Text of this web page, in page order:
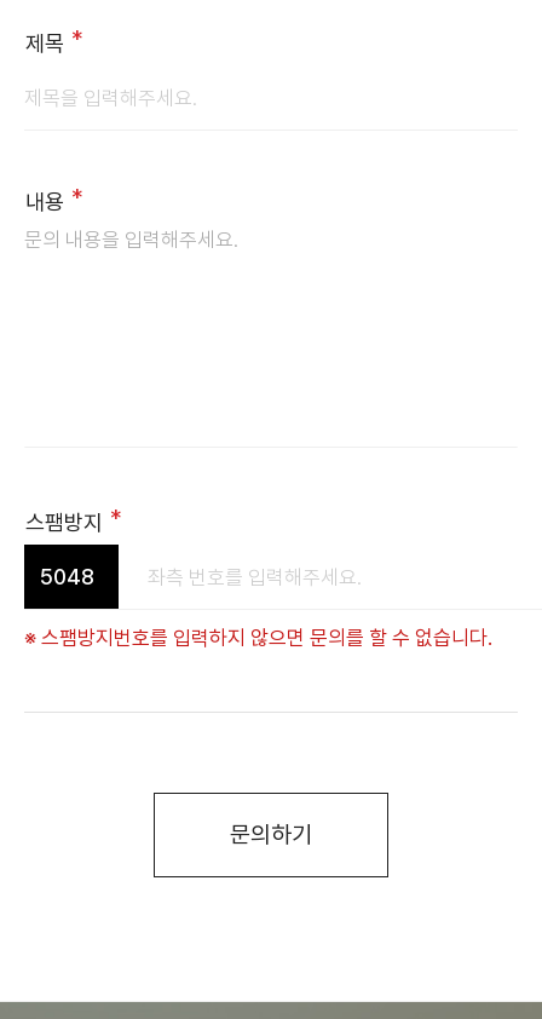
제목
내용
스팸방지
5048
※ 스팸방지번호를 입력하지 않으면 문의를 할 수 없습니다.
문의하기